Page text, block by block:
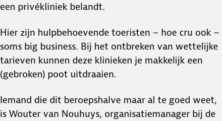
een privékliniek belandt.
Hier zijn hulpbehoevende toeristen – hoe cru ook –
soms big business. Bij het ontbreken van wettelijke
tarieven kunnen deze klinieken je makkelijk een
(gebroken) poot uitdraaien.
Iemand die dit beroepshalve maar al te goed weet,
is Wouter van Nouhuys, organisatiemanager bij de